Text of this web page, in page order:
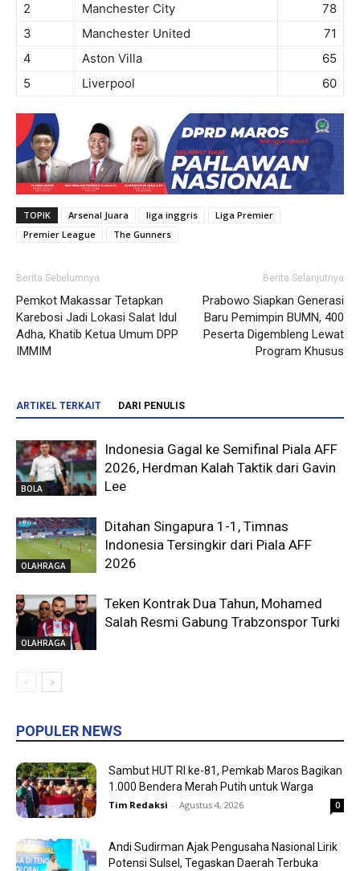
2
Manchester City
78
3
Manchester United
71
4
Aston Villa
65
5
Liverpool 60
TOPIK Arsenal Juara liga inggris
Liga Premier
Premier League
The Gunners
Berita Sebelumnya
Pemkot Makassar Tetapkan
Karebosi Jadi Lokasi Salat Idul
Adha, Khatib Ketua Umum DPP
IMMIM
Berita Selanjutnya
Prabowo Siapkan Generasi
Baru Pemimpin BUMN, 400
Peserta Digembleng Lewat
Program Khusus
ARTIKEL TERKAIT DARI PENULIS
BOLA
Indonesia Gagal ke Semifinal Piala AFF
2026, Herdman Kalah Taktik dari Gavin
Lee
OLAHRAGA
Ditahan Singapura 1-1, Timnas
Indonesia Tersingkir dari Piala AFF
2026
OLAHRAGA
Teken Kontrak Dua Tahun, Mohamed
Salah Resmi Gabung Trabzonspor Turki
POPULER NEWS
Sambut HUT RI ke-81, Pemkab Maros Bagikan
1.000 Bendera Merah Putih untuk Warga
Tim Redaksi - Agustus 4, 2026 0
Andi Sudirman Ajak Pengusaha Nasional Lirik
Potensi Sulsel, Tegaskan Daerah Terbuka